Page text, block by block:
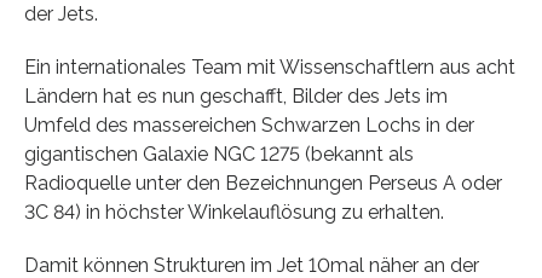
der Jets.
Ein internationales Team mit Wissenschaftlern aus acht
Ländern hat es nun geschafft, Bilder des Jets im
Umfeld des massereichen Schwarzen Lochs in der
gigantischen Galaxie NGC 1275 (bekannt als
Radioquelle unter den Bezeichnungen Perseus A oder
3C 84) in höchster Winkelauflösung zu erhalten.
Damit können Strukturen im Jet 10mal näher an der